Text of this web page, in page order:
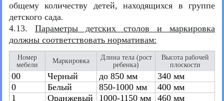
общему количеству детей, находящихся в группе
детского сада.
4.13. Параметры детских столов и маркировка
должны соответствовать нормативам:
Номер
мебели
Маркировка
Длина тела (рост
ребенка)
Высота рабочей
плоскости
00 Черный до 850 мм
340 мм
0
Белый 850-1000 мм
400 мм
1
Оранжевый 1000-1150 мм
460 мм